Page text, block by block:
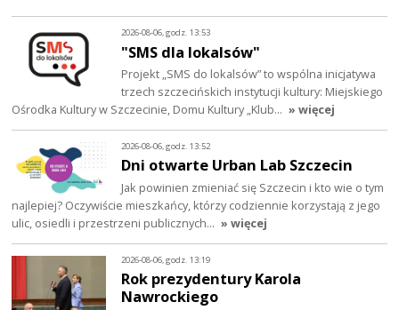
2026-08-06, godz. 13:53
"SMS dla lokalsów"
Projekt „SMS do lokalsów” to wspólna inicjatywa
trzech szczecińskich instytucji kultury: Miejskiego
Ośrodka Kultury w Szczecinie, Domu Kultury „Klub… » więcej
2026-08-06, godz. 13:52
Dni otwarte Urban Lab Szczecin
Jak powinien zmieniać się Szczecin i kto wie o tym
najlepiej? Oczywiście mieszkańcy, którzy codziennie korzystają z jego
ulic, osiedli i przestrzeni publicznych… » więcej
2026-08-06, godz. 13:19
Rok prezydentury Karola
Nawrockiego